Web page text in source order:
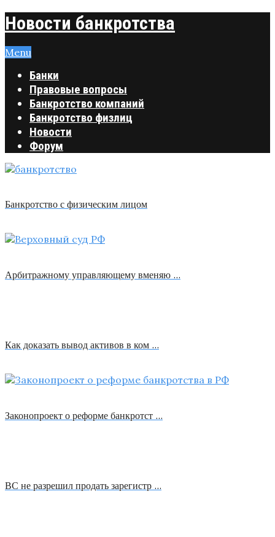
Новости банкротства
Menu
Банки
Правовые вопросы
Банкротство компаний
Банкротство физлиц
Новости
Форум
Банкротство с физическим лицом
Арбитражному управляющему вменяю …
Как доказать вывод активов в ком …
Законопроект о реформе банкротст …
ВС не разрешил продать зарегистр …